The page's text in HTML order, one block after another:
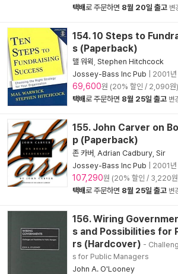
택배로 주문하면 8월 20일 출고 변
154. 10 Steps to
s (Paperback)
맬 워윅 Stephen Hitchcock
Jossey-Bass Inc Pub
2001년
69,600원 (20% 할인 / 2,090원)
택배로 주문하면 8월 25일 출고 변
155. John Carver on
p (Paperback)
존 카버 Adrian Cadbury, Sir
Jossey-Bass Inc Pub
2001년
107,290원 (20% 할인 / 3,220
택배로 주문하면 8월 25일 출고 변
156. Wiring
s and Possibilities for
rs (Hardcover) -
s for Public Managers
John A. O'Looney